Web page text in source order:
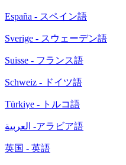
España - スペイン語
Sverige - スウェーデン語
Suisse - フランス語
Schweiz - ドイツ語
Türkiye - トルコ語
العربية -アラビア語
英国 - 英語